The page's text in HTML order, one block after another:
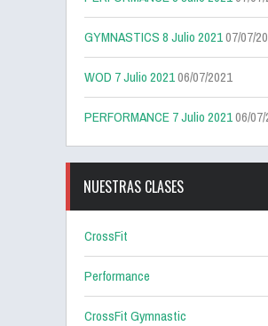
GYMNASTICS 8 Julio 202107/07/
WOD 7 Julio 202106/07/2021
PERFORMANCE 7 Julio 202106/
NUESTRAS CLASES
CrossFit
Performance
CrossFit Gymnastic